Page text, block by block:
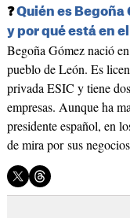
❓Quién es Begoña
y por qué está en
Begoña Gómez nació
pueblo de León. Es
privada ESIC y tiene
empresas. Aunque ha
presidente español, en
de mira por sus